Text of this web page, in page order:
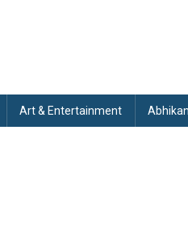
Art & Entertainment